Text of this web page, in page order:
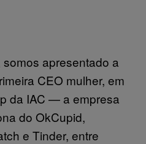
apresentado a
CEO mulher, em
da IAC — a empresa
do OkCupid,
e Tinder, entre